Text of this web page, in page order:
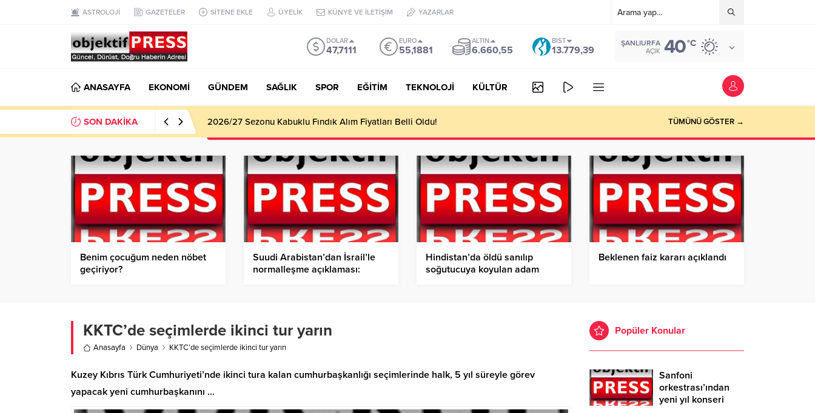
ASTROLOJİ GAZETELER SİTENE EKLE ÜYELİK KÜNYE VE İLETİŞİM YAZARLAR
DOLAR
47,7111
EURO
55,1881
ALTIN
6.660,55
BIST
13.779,39
ŞANLIURFA
AÇIK 40°C
ANASAYFA EKONOMİ GÜNDEM SAĞLIK SPOR EĞİTİM TEKNOLOJİ KÜLTÜR
SON DAKİKA 2026/27 Sezonu Kabuklu Fındık Alım Fiyatları Belli Oldu! TÜMÜNÜ GÖSTER →
Benim çocuğum neden nöbet
geçiriyor?
Suudi Arabistan’dan İsrail’le
normalleşme açıklaması:
Hindistan’da öldü sanılıp
soğutucuya koyulan adam
Beklenen faiz kararı açıklandı
KKTC’de seçimlerde ikinci tur yarın
Anasayfa Dünya KKTC’de seçimlerde ikinci tur yarın
Kuzey Kıbrıs Türk Cumhuriyeti’nde ikinci tura kalan cumhurbaşkanlığı seçimlerinde halk, 5 yıl süreyle görev
yapacak yeni cumhurbaşkanını …
Popüler Konular
Sanfoni
orkestrası’ından
yeni yıl konseri